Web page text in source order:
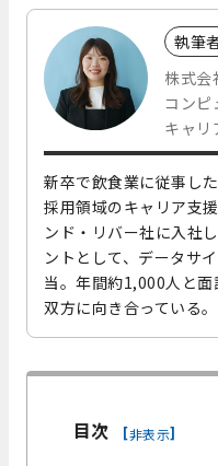
執筆
株式会
コン
キャリ
新卒で飲食業に従事し
採用領域のキャリア支
ンド・リバー社に入社
ントとして、データサ
当。年間約1,000人と
双方に向き合っている。
目次 [非表示]